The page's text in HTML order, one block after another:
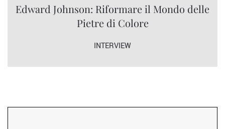
Edward Johnson: Riformare il Mondo delle
Pietre di Colore
INTERVIEW